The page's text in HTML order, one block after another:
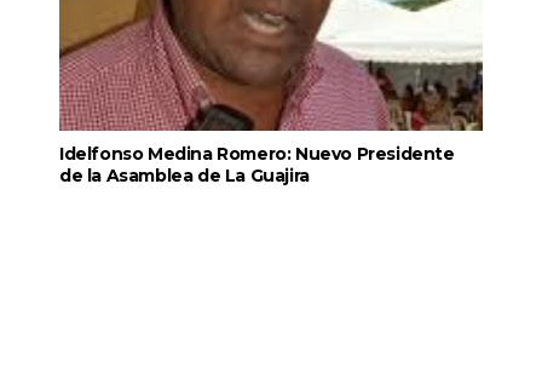
Idelfonso Medina Romero: Nuevo Presidente
de la Asamblea de La Guajira